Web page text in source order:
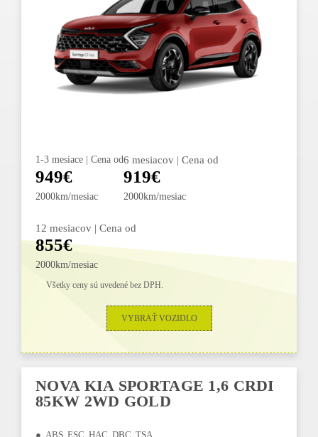
1-3 mesiace | Cena od
949€
2000km/mesiac
6 mesiacov | Cena od
919€
2000km/mesiac
12 mesiacov | Cena od
855€
2000km/mesiac
Všetky ceny sú uvedené bez DPH.
VYBRAŤ VOZIDLO
NOVA KIA SPORTAGE 1,6 CRDI
85KW 2WD GOLD
● ABS, ESC, HAC, DBC, TSA